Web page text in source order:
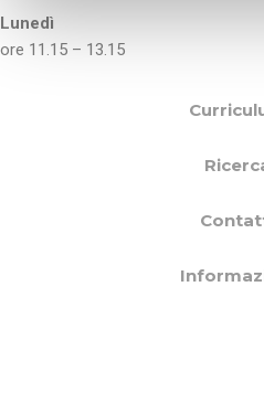
s
o
Lunedì
ore 11.15 – 13.15